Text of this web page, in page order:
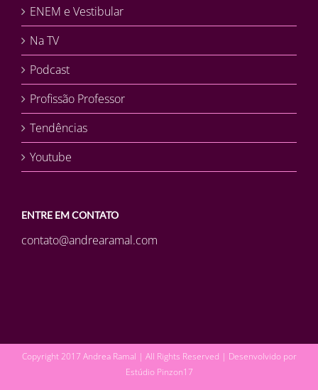
ENEM e Vestibular
Na TV
Podcast
Profissão Professor
Tendências
Youtube
ENTRE EM CONTATO
contato@andrearamal.com
Copyright 2017 Andrea Ramal | All Rights Reserved | Desenvolvido por
Estúdio Pinzon17